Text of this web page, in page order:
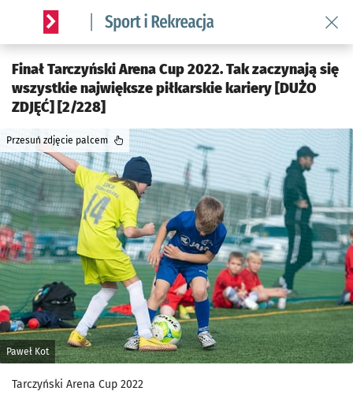
Serwis informacyjny wroclaw.pl podserwis: Sport i rekreacja
Finał Tarczyński Arena Cup 2022. Tak zaczynają się
wszystkie największe piłkarskie kariery [DUŻO
ZDJĘĆ] [2/228]
Paweł Kot
Przesuń zdjęcie palcem
Tarczyński Arena Cup 2022